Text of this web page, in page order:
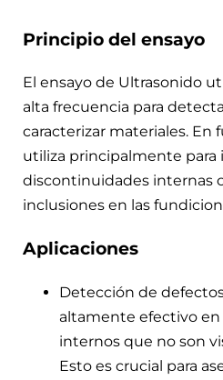
Principio del ensayo
El ensayo de Ultrasonido
alta frecuencia para
caracterizar materiales. En
utiliza principalmente para
discontinuidades internas
inclusiones en las
Aplicaciones
Detección de
altamente efectivo
internos que no son
Esto es crucial para